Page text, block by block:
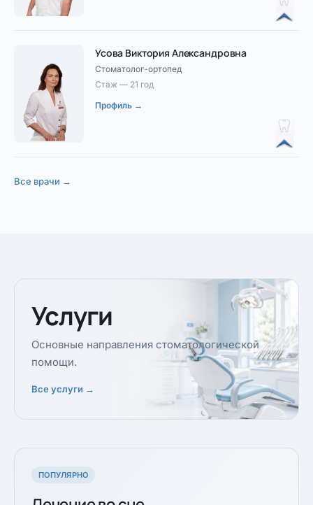
Усова Виктория Александровна
Стоматолог-ортопед
Стаж — 21 год
Профиль →
Все врачи →
Услуги
Основные направления стоматологической
помощи.
Все услуги →
ПОПУЛЯРНО